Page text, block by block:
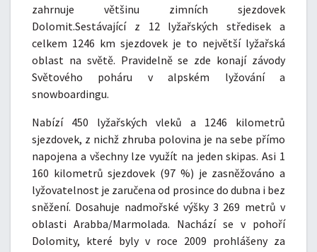
zahrnuje většinu zimních sjezdovek
Dolomit.Sestávající z 12 lyžařských středisek a
celkem 1246 km sjezdovek je to největší lyžařská
oblast na světě. Pravidelně se zde konají závody
Světového poháru v alpském lyžování a
snowboardingu.
Nabízí 450 lyžařských vleků a 1246 kilometrů
sjezdovek, z nichž zhruba polovina je na sebe přímo
napojena a všechny lze využít na jeden skipas. Asi 1
160 kilometrů sjezdovek (97 %) je zasněžováno a
lyžovatelnost je zaručena od prosince do dubna i bez
sněžení. Dosahuje nadmořské výšky 3 269 metrů v
oblasti Arabba/Marmolada. Nachází se v pohoří
Dolomity, které byly v roce 2009 prohlášeny za